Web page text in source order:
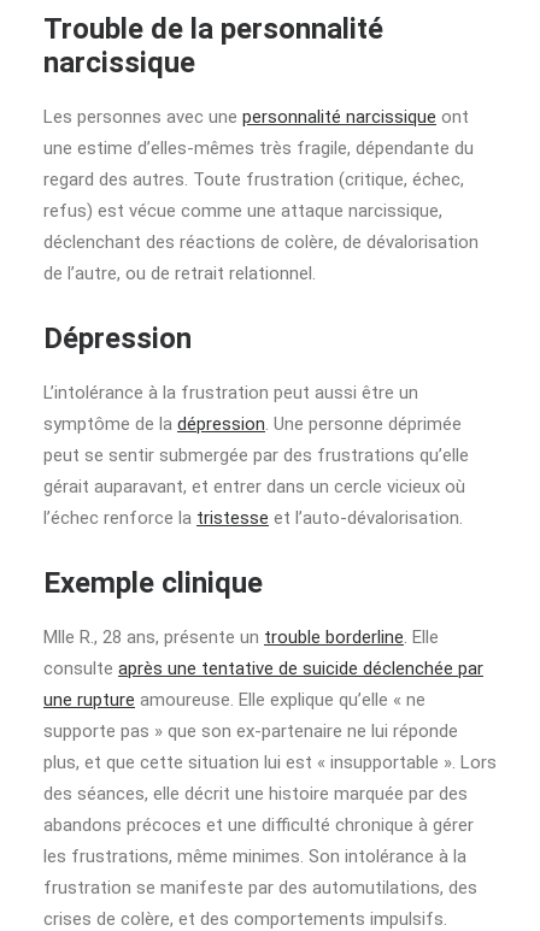
Trouble de la personnalité
narcissique
Les personnes avec une personnalité narcissique ont
une estime d’elles-mêmes très fragile, dépendante du
regard des autres. Toute frustration (critique, échec,
refus) est vécue comme une attaque narcissique,
déclenchant des réactions de colère, de dévalorisation
de l’autre, ou de retrait relationnel.
Dépression
L’intolérance à la frustration peut aussi être un
symptôme de la dépression. Une personne déprimée
peut se sentir submergée par des frustrations qu’elle
gérait auparavant, et entrer dans un cercle vicieux où
l’échec renforce la tristesse et l’auto-dévalorisation.
Exemple clinique
Mlle R., 28 ans, présente un trouble borderline. Elle
consulte après une tentative de suicide déclenchée par
une rupture amoureuse. Elle explique qu’elle « ne
supporte pas » que son ex-partenaire ne lui réponde
plus, et que cette situation lui est « insupportable ». Lors
des séances, elle décrit une histoire marquée par des
abandons précoces et une difficulté chronique à gérer
les frustrations, même minimes. Son intolérance à la
frustration se manifeste par des automutilations, des
crises de colère, et des comportements impulsifs.